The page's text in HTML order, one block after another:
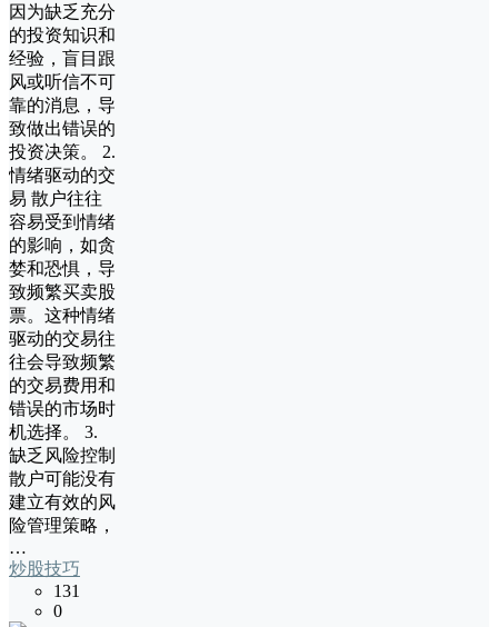
因为缺乏充分
的投资知识和
经验，盲目跟
风或听信不可
靠的消息，导
致做出错误的
投资决策。 2.
情绪驱动的交
易 散户往往
容易受到情绪
的影响，如贪
婪和恐惧，导
致频繁买卖股
票。这种情绪
驱动的交易往
往会导致频繁
的交易费用和
错误的市场时
机选择。 3.
缺乏风险控制
散户可能没有
建立有效的风
险管理策略，
…
炒股技巧
131
0